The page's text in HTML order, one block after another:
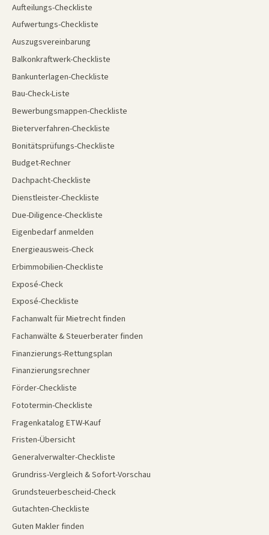
Aufteilungs-Checkliste
Aufwertungs-Checkliste
Auszugsvereinbarung
Balkonkraftwerk-Checkliste
Bankunterlagen-Checkliste
Bau-Check-Liste
Bewerbungsmappen-Checkliste
Bieterverfahren-Checkliste
Bonitätsprüfungs-Checkliste
Budget-Rechner
Dachpacht-Checkliste
Dienstleister-Checkliste
Due-Diligence-Checkliste
Eigenbedarf anmelden
Energieausweis-Check
Erbimmobilien-Checkliste
Exposé-Check
Exposé-Checkliste
Fachanwalt für Mietrecht finden
Fachanwälte & Steuerberater finden
Finanzierungs-Rettungsplan
Finanzierungsrechner
Förder-Checkliste
Fototermin-Checkliste
Fragenkatalog ETW-Kauf
Fristen-Übersicht
Generalverwalter-Checkliste
Grundriss-Vergleich & Sofort-Vorschau
Grundsteuerbescheid-Check
Gutachten-Checkliste
Guten Makler finden